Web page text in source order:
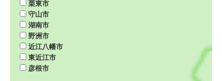
栗東市
守山市
湖南市
野洲市
近江八幡市
東近江市
彦根市